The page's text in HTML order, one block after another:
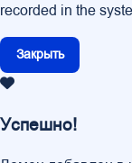
recorded in the
Закрыть
Успешно!